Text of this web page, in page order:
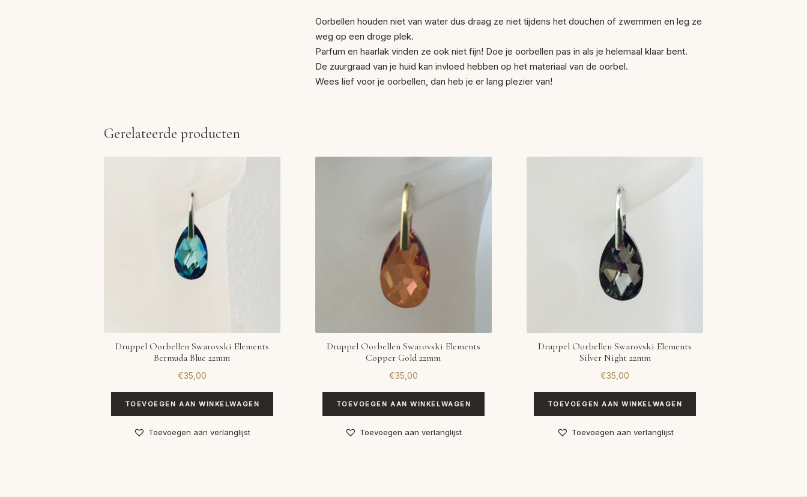
Oorbellen houden niet van water dus draag ze niet tijdens het douchen of zwemmen en leg ze
weg op een droge plek.
Parfum en haarlak vinden ze ook niet fijn! Doe je oorbellen pas in als je helemaal klaar bent.
De zuurgraad van je huid kan invloed hebben op het materiaal van de oorbel.
Wees lief voor je oorbellen, dan heb je er lang plezier van!
Gerelateerde producten
Druppel Oorbellen Swarovski Elements
Bermuda Blue 22mm
€35,00
TOEVOEGEN AAN WINKELWAGEN
Toevoegen aan verlanglijst
Druppel Oorbellen Swarovski Elements
Copper Gold 22mm
€35,00
TOEVOEGEN AAN WINKELWAGEN
Toevoegen aan verlanglijst
Druppel Oorbellen Swarovski Elements
Silver Night 22mm
€35,00
TOEVOEGEN AAN WINKELWAGEN
Toevoegen aan verlanglijst